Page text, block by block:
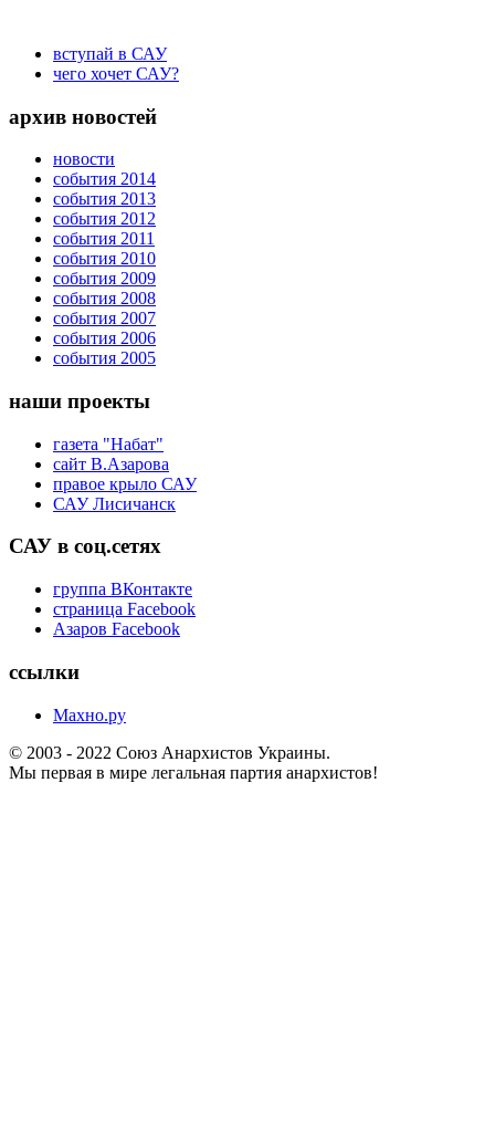
вступай в САУ
чего хочет САУ?
архив новостей
новости
события 2014
события 2013
события 2012
события 2011
события 2010
события 2009
события 2008
события 2007
события 2006
события 2005
наши проекты
газета "Набат"
сайт В.Азарова
правое крыло САУ
САУ Лисичанск
САУ в соц.сетях
группа ВКонтакте
страница Facebook
Азаров Facebook
ссылки
Махно.ру
© 2003 - 2022 Союз Анархистов Украины.
Мы первая в мире легальная партия анархистов!